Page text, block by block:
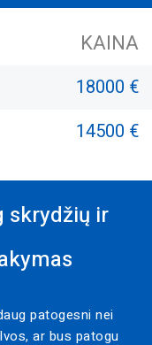
KAINA
18000 €
14500 €
skrydžių ir
patogesni nei
ar bus patogu